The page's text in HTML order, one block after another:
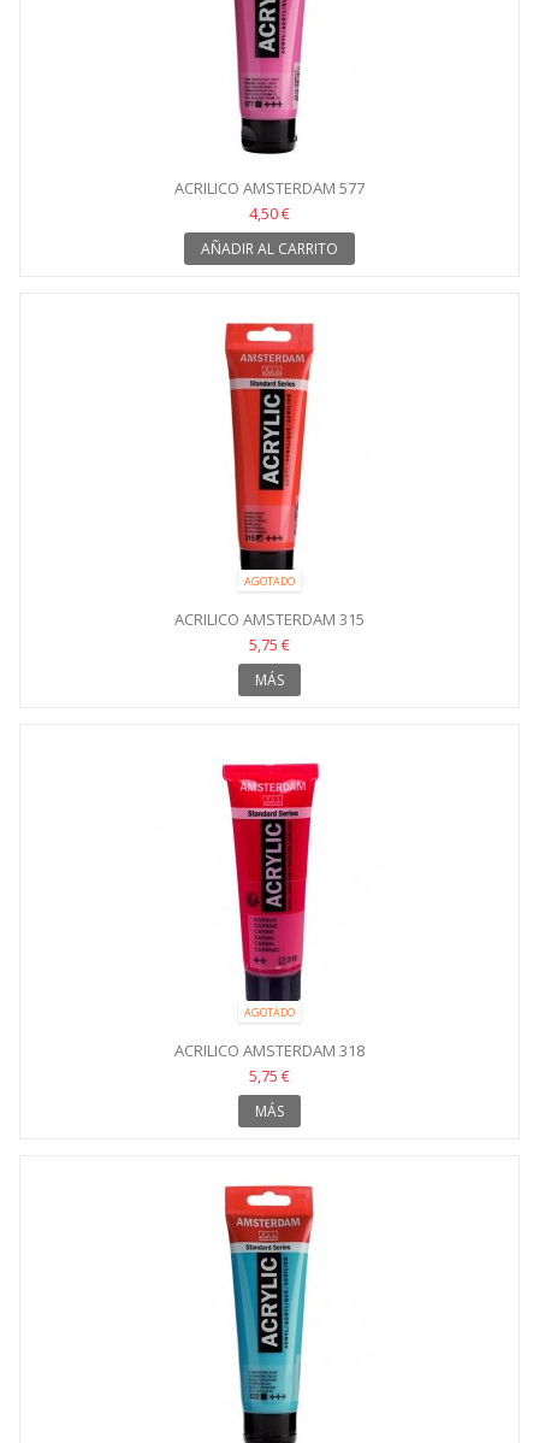
ACRILICO AMSTERDAM 577
4,50 €
AÑADIR AL CARRITO
AGOTADO
ACRILICO AMSTERDAM 315
5,75 €
MÁS
AGOTADO
ACRILICO AMSTERDAM 318
5,75 €
MÁS